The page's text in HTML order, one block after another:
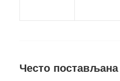
Често